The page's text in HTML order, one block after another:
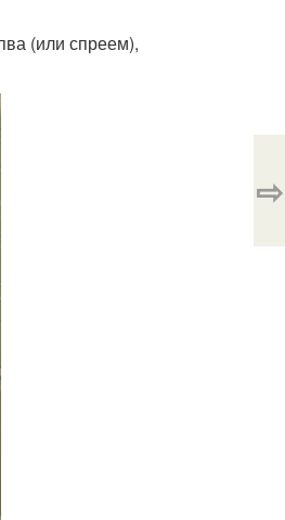
(или спреем),
⇨